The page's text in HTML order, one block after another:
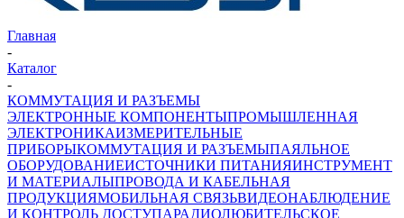
Главная
-
Каталог
-
КОММУТАЦИЯ И РАЗЪЕМЫ
ЭЛЕКТРОННЫЕ КОМПОНЕНТЫПРОМЫШЛЕННАЯ
ЭЛЕКТРОНИКАИЗМЕРИТЕЛЬНЫЕ
ПРИБОРЫКОММУТАЦИЯ И РАЗЪЕМЫПАЯЛЬНОЕ
ОБОРУДОВАНИЕИСТОЧНИКИ ПИТАНИЯИНСТРУМЕНТ
И МАТЕРИАЛЫПРОВОДА И КАБЕЛЬНАЯ
ПРОДУКЦИЯМОБИЛЬНАЯ СВЯЗЬВИДЕОНАБЛЮДЕНИЕ
И КОНТРОЛЬ ДОСТУПАРАДИОЛЮБИТЕЛЬСКОЕ